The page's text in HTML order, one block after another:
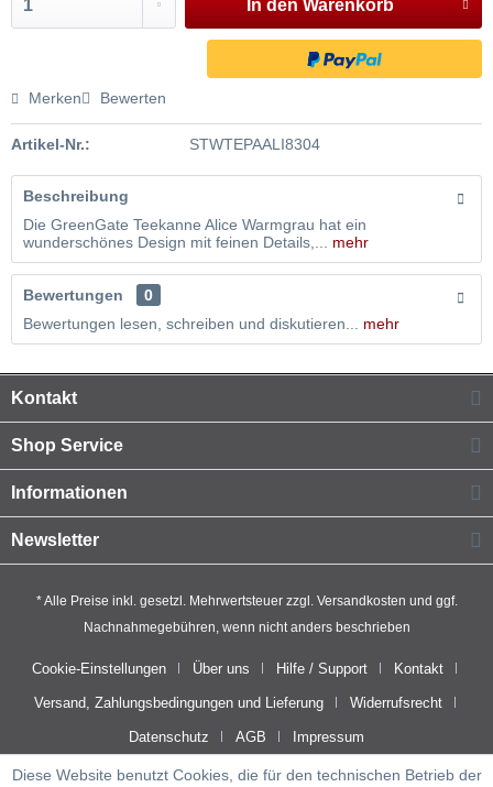
In den Warenkorb
Merken Bewerten
Artikel-Nr.: STWTEPAALI8304
Beschreibung
Die GreenGate Teekanne Alice Warmgrau hat ein
wunderschönes Design mit feinen Details,...
mehr
Bewertungen
0
Bewertungen lesen, schreiben und diskutieren...
mehr
Kontakt
Shop Service
Informationen
Newsletter
* Alle Preise inkl. gesetzl. Mehrwertsteuer zzgl. Versandkosten und ggf.
Nachnahmegebühren, wenn nicht anders beschrieben
Cookie-Einstellungen Über uns Hilfe / Support Kontakt
Versand, Zahlungsbedingungen und Lieferung Widerrufsrecht
Datenschutz AGB Impressum
Diese Website benutzt Cookies, die für den technischen Betrieb der